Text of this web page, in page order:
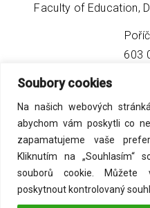
Soubory cookies
Na našich webových
abychom vám poskytli co
zapamatujeme vaše
Kliknutím na „Souhlasím“
souborů cookie. Můžete
poskytnout kontrolovaný
Faculty of Education,
603
phone:
email: